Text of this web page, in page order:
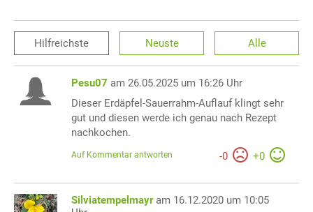
Hilfreichste Neuste Alle
Pesu07 am 26.05.2025 um 16:26 Uhr
Dieser Erdäpfel-Sauerrahm-Auflauf klingt sehr
gut und diesen werde ich genau nach Rezept
nachkochen.
-0 +0
Auf Kommentar antworten
Silviatempelmayr am 16.12.2020 um 10:05